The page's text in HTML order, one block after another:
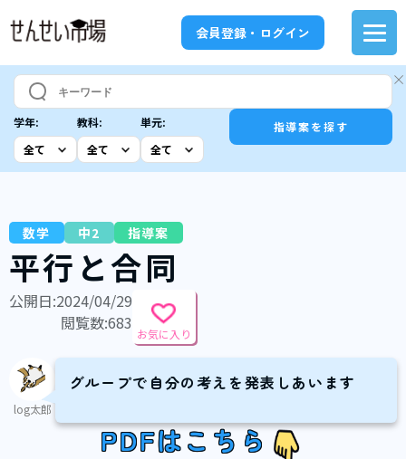
会員登録・ログイン
学年: 教科: 単元: 指導案を探す
数学 中2 指導案
平行と合同
公開日:2024/04/29
閲覧数:683
お気に入り
log太郎
グループで自分の考えを発表しあいます
PDFはこちら